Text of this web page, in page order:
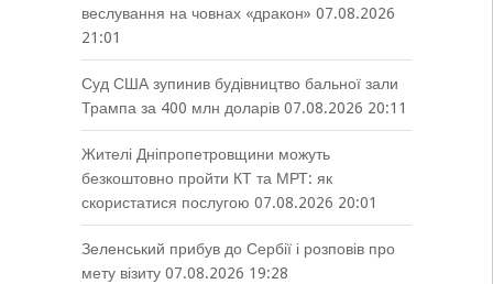
веслування на човнах «дракон» 07.08.2026
21:01
Суд США зупинив будівництво бальної зали
Трампа за 400 млн доларів 07.08.2026 20:11
Жителі Дніпропетровщини можуть
безкоштовно пройти КТ та МРТ: як
скористатися послугою 07.08.2026 20:01
Зеленський прибув до Сербії і розповів про
мету візиту 07.08.2026 19:28